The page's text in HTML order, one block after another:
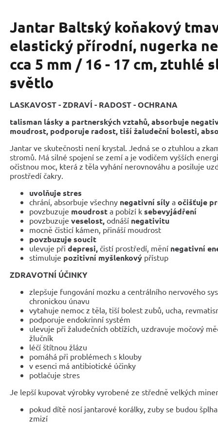
Jantar Baltský koňakový
elastický přírodní, nugerka
cca 5 mm / 16 - 17 cm, ztuhlé
světlo
LASKAVOST - ZDRAVÍ - RADOST - OCHRANA
talisman lásky a partnerských vztahů, absorbuje
moudrost, podporuje radost, tiší žaludeční bolesti,
Jantar ve skutečnosti není krystal. Jedná se o ztuhlou a
stromů. Má silné spojení se zemí a je vodičem vyšších
očistnou moc, která z těla vyhání nerovnováhu a posiluje
prostředí čakry.
uvolňuje stres
chrání, absorbuje všechny negativní síly a očišťuje
povzbuzuje moudrost a pobízí k sebevyjádření
povzbuzuje veselost, odnáší negativitu
mocně čisticí kámen, přináší moudrost
povzbuzuje soucit
ulevuje při depresi, čistí prostředí, mění negativní
stimuluje pozitivní myšlenkový přístup
ZDRAVOTNÍ ÚČINKY
zlepšuje fungování mozku a centrálního nervového
chronickou únavu
vytahuje nemoc z těla, tiší bolest zubů, ucha,
podporuje endokrinní systém
ulevuje při žaludečních obtížích, uzdravuje močový
žlučník
léčí štítnou žlázu
pomáhá při problémech s klouby
v esenci má antibiotické účinky
potlačuje stres
Je lepší kupovat výrobky vyrobené ze středně velkých
pokud dítě nosí jantarové korálky, zuby se budou
zmizí